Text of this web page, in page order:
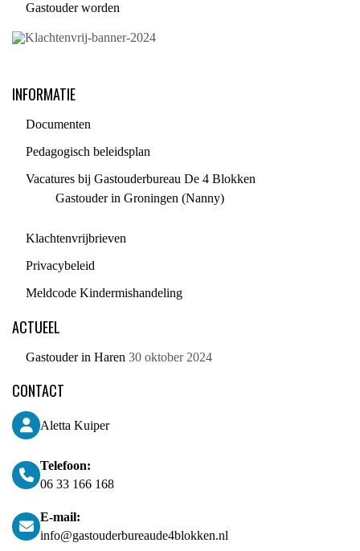
Gastouder worden
INFORMATIE
Documenten
Pedagogisch beleidsplan
Vacatures bij Gastouderbureau De 4 Blokken
Gastouder in Groningen (Nanny)
Klachtenvrijbrieven
Privacybeleid
Meldcode Kindermishandeling
ACTUEEL
Gastouder in Haren 30 oktober 2024
CONTACT
Aletta Kuiper
Telefoon:
06 33 166 168
E-mail:
info@gastouderbureaude4blokken.nl